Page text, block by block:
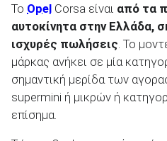
Καινούρια
ΑΝΑΖΗΤΗΣΗ
Το Opel Corsa είναι από τα
αυτοκίνητα στην Ελλάδα,
ισχυρές πωλήσεις . Το
μάρκας ανήκει σε μία
σημαντική μερίδα των
supermini ή μικρών ή
επίσημα.